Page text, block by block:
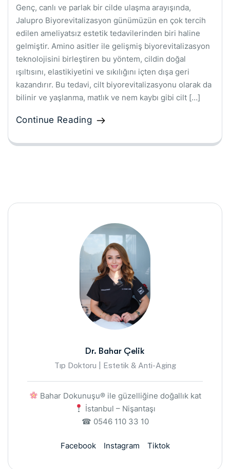
Genç, canlı ve parlak bir cilde ulaşma arayışında,
Jalupro Biyorevitalizasyon günümüzün en çok tercih
edilen ameliyatsız estetik tedavilerinden biri haline
gelmiştir. Amino asitler ile gelişmiş biyorevitalizasyon
teknolojisini birleştiren bu yöntem, cildin doğal
ışıltısını, elastikiyetini ve sıkılığını içten dışa geri
kazandırır. Bu tedavi, cilt biyorevitalizasyonu olarak da
bilinir ve yaşlanma, matlık ve nem kaybı gibi cilt […]
Continue Reading
Dr. Bahar Çelik
Tıp Doktoru | Estetik & Anti-Aging
Bahar Dokunuşu® ile güzelliğine doğallık kat
İstanbul – Nişantaşı
☎ 0546 110 33 10
Facebook Instagram Tiktok